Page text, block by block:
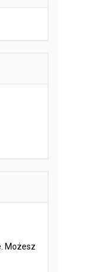
Możesz